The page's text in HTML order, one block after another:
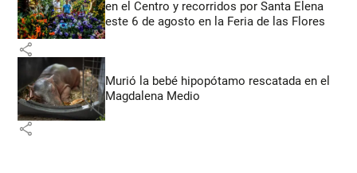
en el Centro y recorridos por Santa Elena
este 6 de agosto en la Feria de las Flores
share
Murió la bebé hipopótamo rescatada en el
Magdalena Medio
share